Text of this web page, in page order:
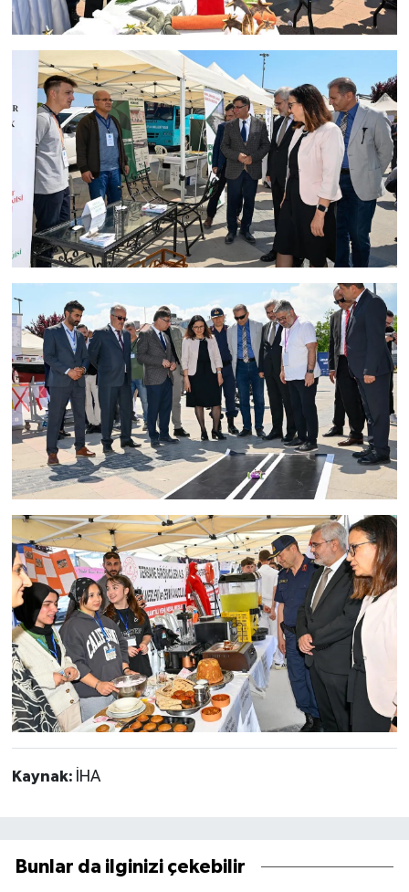
Kaynak: İHA
Bunlar da ilginizi çekebilir